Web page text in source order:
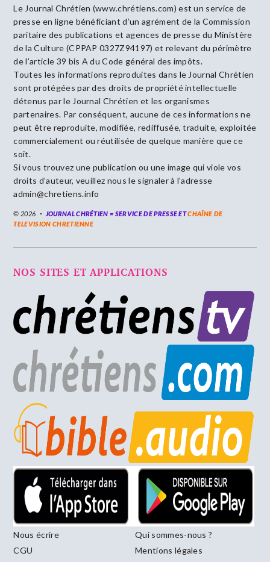
Le Journal Chrétien (www.chrétiens.com) est un service de
presse en ligne bénéficiant d’un agrément de la Commission
paritaire des publications et agences de presse du Ministère
de la Culture (CPPAP 0327Z94197) et relevant du périmètre
de l’article 39 bis A du Code général des impôts.
Toutes les informations reproduites dans le Journal Chrétien
sont protégées par des droits de propriété intellectuelle
détenus par le Journal Chrétien et les organismes
partenaires. Par conséquent, aucune de ces informations ne
peut être reproduite, modifiée, rediffusée, traduite, exploitée
commercialement ou réutilisée de quelque manière que ce
soit.
Si vous trouvez une publication ou une image qui viole vos
droits d’auteur, veuillez nous le signaler à l’adresse
admin@chretiens.info
© 2026 JOURNAL CHRÉTIEN = SERVICE DE PRESSE ETCHAÎNE DE
TELEVISION CHRETIENNE
NOS SITES ET APPLICATIONS
Nous écrire
Qui sommes-nous ?
CGU
Mentions légales